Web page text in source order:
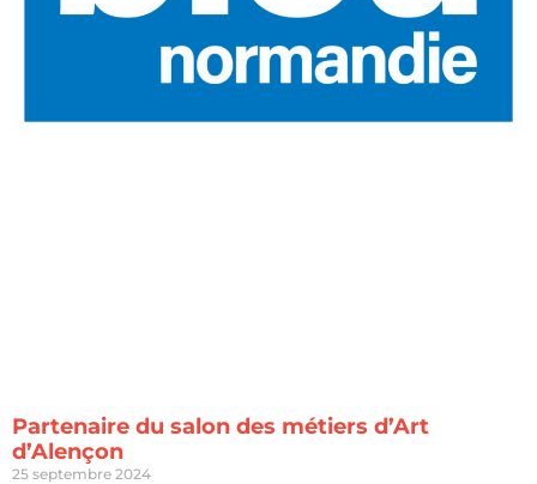
Partenaire du salon des métiers d’Art
d’Alençon
25 septembre 2024